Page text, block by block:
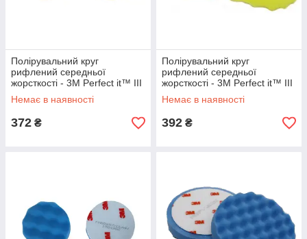
Полірувальний круг
рифлений середньої
жорсткості - 3M Perfect it™ III
Hookit™ жовтий 75 мм.
(50536)
Немає в наявності
372 ₴
Полірувальний круг
рифлений середньої
жорсткості - 3M Perfect it™ III
Hookit™ 150 мм. жовтий
(50488)
Немає в наявності
392 ₴